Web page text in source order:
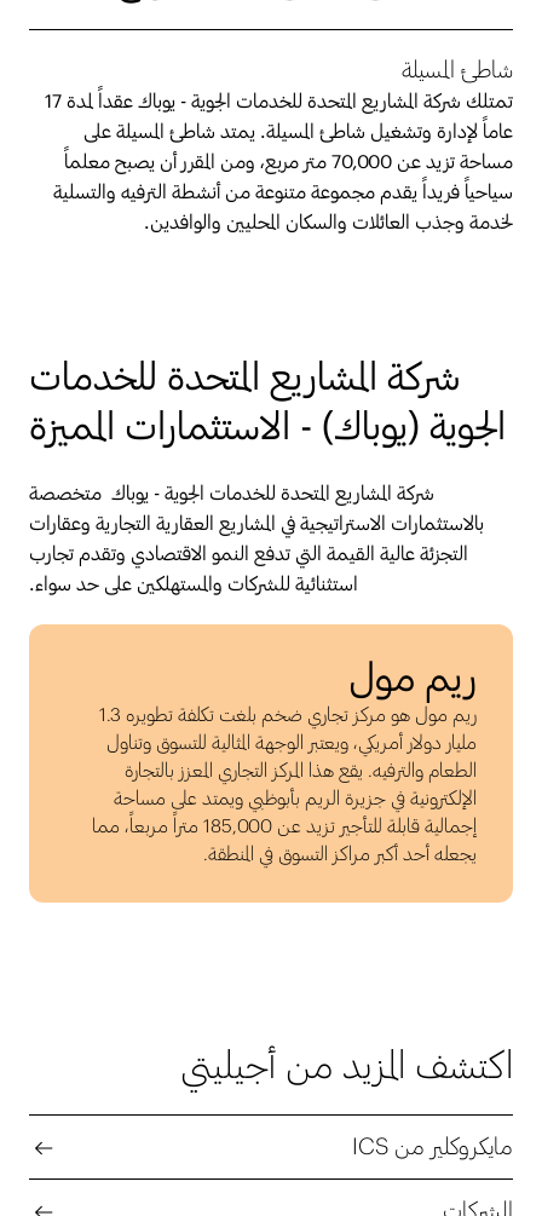
شاطئ المسيلة
تمتلك شركة المشاريع المتحدة للخدمات الجوية - يوباك عقداً لمدة 17
عاماً لإدارة وتشغيل شاطئ المسيلة. يمتد شاطئ المسيلة على
مساحة تزيد عن 70,000 متر مربع، ومن المقرر أن يصبح معلماً
سياحياً فريداً يقدم مجموعة متنوعة من أنشطة الترفيه والتسلية
لخدمة وجذب العائلات والسكان المحليين والوافدين.
شركة المشاريع المتحدة للخدمات
الجوية (يوباك) - الاستثمارات المميزة
شركة المشاريع المتحدة للخدمات الجوية - يوباك متخصصة
بالاستثمارات الاستراتيجية في المشاريع العقارية التجارية وعقارات
التجزئة عالية القيمة التي تدفع النمو الاقتصادي وتقدم تجارب
استثنائية للشركات والمستهلكين على حد سواء.
ريم مول
ريم مول هو مركز تجاري ضخم بلغت تكلفة تطويره 1.3
مليار دولار أمريكي، ويعتبر الوجهة المثالية للتسوق وتناول
الطعام والترفيه. يقع هذا المركز التجاري المعزز بالتجارة
الإلكترونية في جزيرة الريم بأبوظبي ويمتد على مساحة
إجمالية قابلة للتأجير تزيد عن 185,000 متراً مربعاً، مما
يجعله أحد أكبر مراكز التسوق في المنطقة.
اكتشف المزيد من أجيليتي
مايكروكلير من ICS
الشركات